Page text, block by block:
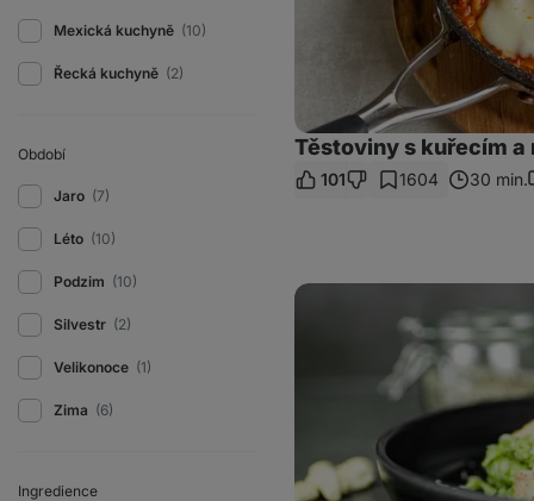
Mexická kuchyně (10)
Řecká kuchyně (2)
Období
Jaro (7)
Léto (10)
Podzim (10)
Silvestr (2)
Velikonoce (1)
Zima (6)
Ingredience
Těstoviny s kuřecím
101 1604 30 min.
Těstoviny